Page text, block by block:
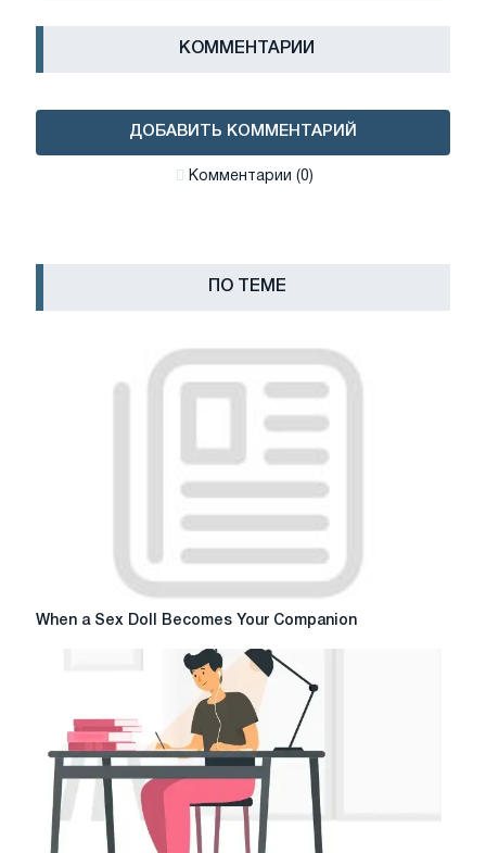
КОММЕНТАРИИ
ДОБАВИТЬ КОММЕНТАРИЙ
Комментарии (0)
ПО ТЕМЕ
When
Companion
When a Sex Doll Becomes Your Companion